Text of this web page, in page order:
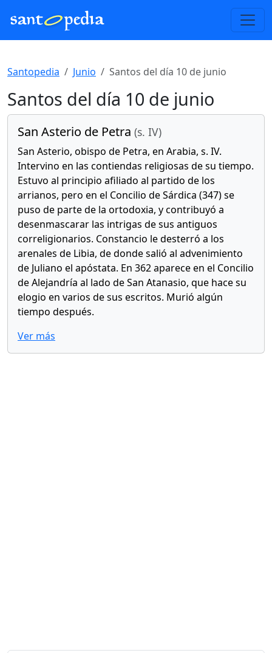
Santopedia Junio Santos del día 10 de junio
Santos del día 10 de junio
San Asterio de Petra (s. IV)
San Asterio, obispo de Petra, en Arabia, s. IV.
Intervino en las contiendas religiosas de su tiempo.
Estuvo al principio afiliado al partido de los
arrianos, pero en el Concilio de Sárdica (347) se
puso de parte de la ortodoxia, y contribuyó a
desenmascarar las intrigas de sus antiguos
correligionarios. Constancio le desterró a los
arenales de Libia, de donde salió al advenimiento
de Juliano el apóstata. En 362 aparece en el Concilio
de Alejandría al lado de San Atanasio, que hace su
elogio en varios de sus escritos. Murió algún
tiempo después.
Ver más